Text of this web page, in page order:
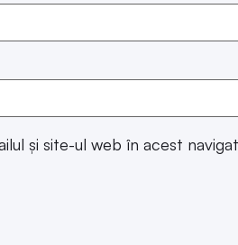
și site-ul web în acest